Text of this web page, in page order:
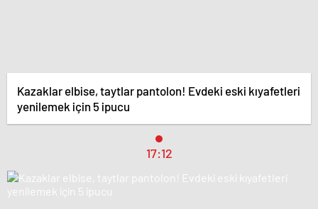
Kazaklar elbise, taytlar pantolon! Evdeki eski kıyafetleri
yenilemek için 5 ipucu
17:12